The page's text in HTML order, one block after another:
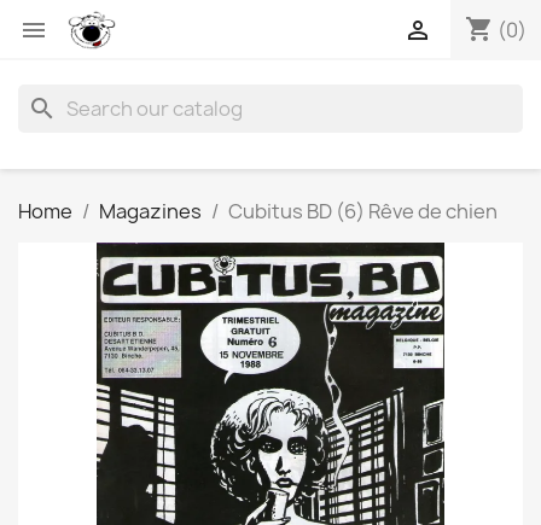
 shopping_cart (0)

search
Home Magazines Cubitus BD (6) Rêve de chien